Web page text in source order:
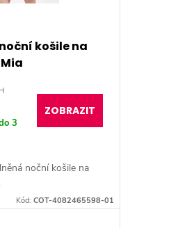
košile na
3
ZOBRAZIT
noční košile na
Kód: COT-4082465598-01